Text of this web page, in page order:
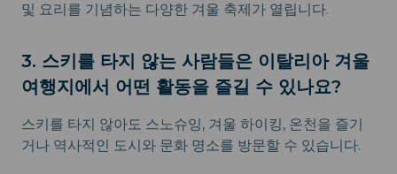
및 요리를 기념하는 다양한 겨울 축제가 열립니다.
3. 스키를 타지 않는 사람들은 이탈리아 겨울
여행지에서 어떤 활동을 즐길 수 있나요?
스키를 타지 않아도 스노슈잉, 겨울 하이킹, 온천을 즐기
거나 역사적인 도시와 문화 명소를 방문할 수 있습니다.